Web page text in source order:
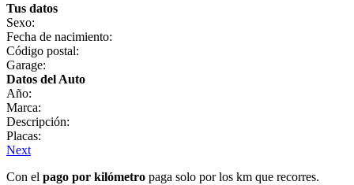
Tus datos
Sexo:
Fecha de nacimiento:
Código postal:
Garage:
Datos del Auto
Año:
Marca:
Descripción:
Placas:
Next
Con el pago por kilómetro paga solo por los km que recorres.